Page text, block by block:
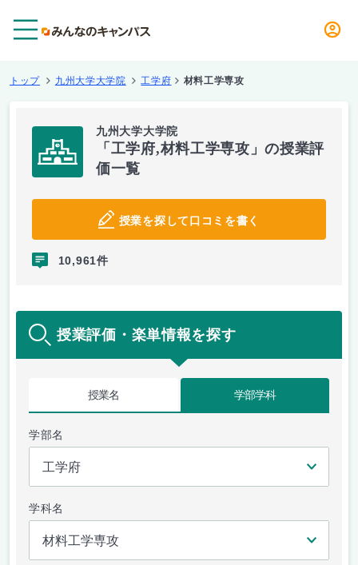
トップ 九州大学大学院 工学府 材料工学専攻
九州大学大学院
「工学府,材料工学専攻」の授業評
価一覧
授業を探して口コミを書く
10,961件
授業評価・楽単情報を探す
授業名 学部学科
学部名
学科名